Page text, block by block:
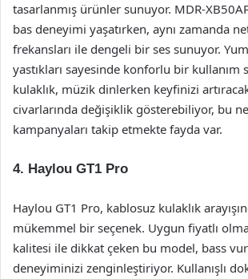
tasarlanmış ürünler sunuyor. MDR-
bas deneyimi yaşatırken, aynı zamanda
frekansları ile dengeli bir ses sunuyor.
yastıkları sayesinde konforlu bir kullanım
kulaklık, müzik dinlerken keyfinizi
civarlarında değişiklik gösterebiliyor, bu
kampanyaları takip etmekte fayda var.
4. Haylou GT1 Pro
Haylou GT1 Pro, kablosuz kulaklık
mükemmel bir seçenek. Uygun fiyatlı
kalitesi ile dikkat çeken bu model, bass
deneyiminizi zenginleştiriyor. Kullanışlı